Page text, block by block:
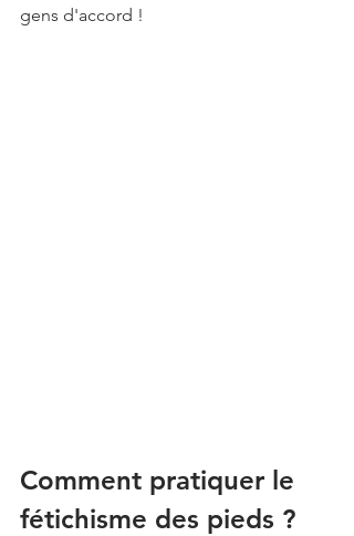
gens d'accord !
Comment pratiquer le
fétichisme des pieds ?